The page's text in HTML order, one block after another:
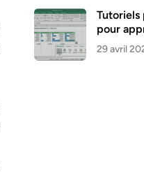
Tutoriels
pour
29 avril